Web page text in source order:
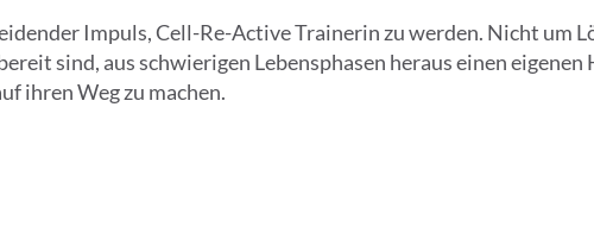
Impuls, Cell-Re-Active Trainerin zu werden. Nicht um
sind, aus schwierigen Lebensphasen heraus einen eigenen
ihren Weg zu machen.